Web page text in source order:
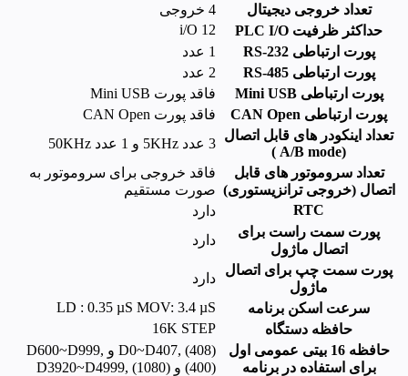
تعداد خروجی دیجیتال
4 خروجی
حداکثر ظرفیت PLC I/O
i/O 12
پورت ارتباطی RS-232
1 عدد
پورت ارتباطی RS-485
2 عدد
پورت ارتباطی Mini USB
فاقد پورت Mini USB
پورت ارتباطی CAN Open
فاقد پورت CAN Open
تعداد اینکودر های قابل اتصال
(A/B mode )
3 عدد 5KHz و 1 عدد 50KHz
تعداد سروموتور های قابل
اتصال (خروجی ترانزیستوری)
فاقد خروجی برای سروموتور به
صورت مستقیم
RTC
دارد
پورت سمت راست برای
اتصال ماژول
دارد
پورت سمت چپ برای اتصال
ماژول
دارد
سرعت اسکن برنامه
LD : 0.35 µS MOV: 3.4 µS
حافظه دستگاه
16K STEP
حافظه 16 بیتی عمومی اول
برای استفاده در برنامه
D0~D407, (408) و D600~D999,
(400) و D3920~D4999, (1080)